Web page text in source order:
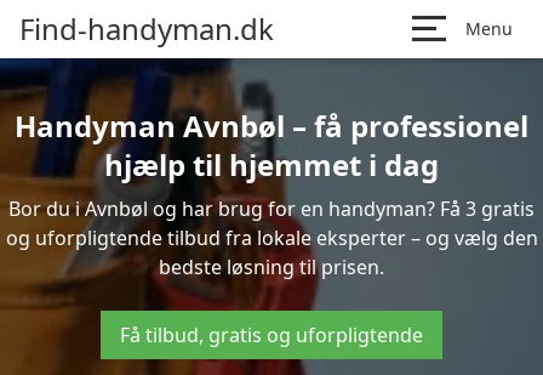
Find-handyman.dk Menu
Handyman Avnbøl – få professionel
hjælp til hjemmet i dag
Bor du i Avnbøl og har brug for en handyman? Få 3 gratis
og uforpligtende tilbud fra lokale eksperter – og vælg den
bedste løsning til prisen.
Få tilbud, gratis og uforpligtende